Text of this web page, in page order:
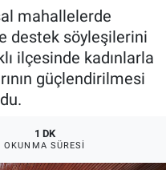
mahallelerde
destek söyleşilerini
ilçesinde kadınlarla
güçlendirilmesi
1 DK
OKUNMA SÜRESI